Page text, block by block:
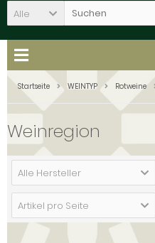
Alle
Startseite WEINTYP Rotweine
Weinregion
Alle Hersteller
Artikel pro Seite